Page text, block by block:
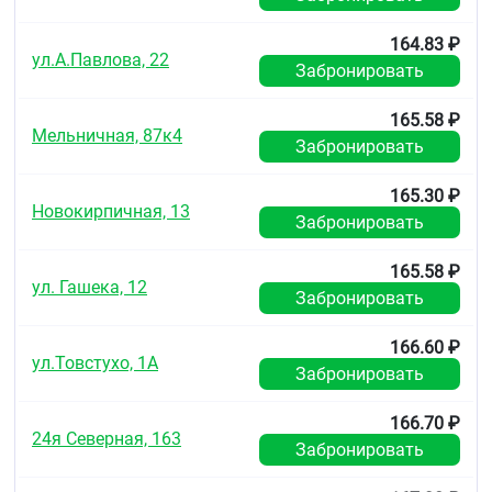
гипогликемическими средствами или
Сахарный диабет 2 типа у детей с 10-летнего
возраста – как в качестве монотерапии, так и
Сахарный диабет 2 типа у взрослых (особенно
у пациентов с ожирением) при
неэффективности диетотерапии и физических
комбинации с другими пероральными
гипогликемическими средствами или
Сахарный диабет 2 типа у детей с 10-летнего
возраста – как в качестве монотерапии, так и
в комбинации с инсулином.
Повышенная чувствительность к метформину
Диабетический кетоацидоз, диабетическая
прекома, кома.
Почечная недостаточность или нарушение
ул.А.Павлова, 22
164.83 ₽
Забронировать
Мельничная, 87к4
165.58 ₽
Забронировать
Новокирпичная, 13
165.30 ₽
Забронировать
ул. Гашека, 12
165.58 ₽
Забронировать
ул.Товстухо, 1А
166.60 ₽
Забронировать
24я Северная, 163
166.70 ₽
Забронировать